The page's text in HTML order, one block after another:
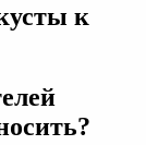
подготовить
к
9
к